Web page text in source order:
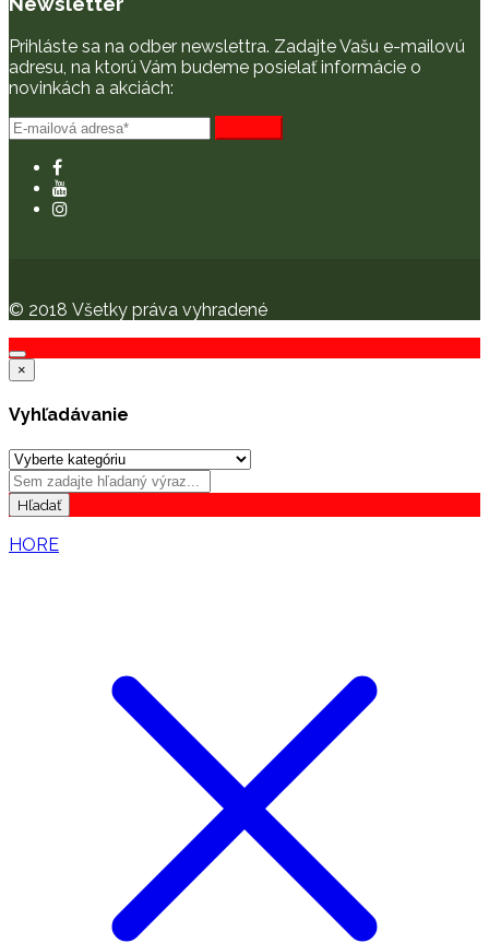
Prihláste sa na odber newslettra. Zadajte Vašu e-mailovú
adresu, na ktorú Vám budeme posielať informácie o
novinkách a akciách:
© 2018 Všetky práva vyhradené
×
Vyhľadávanie
Hľadať
HORE